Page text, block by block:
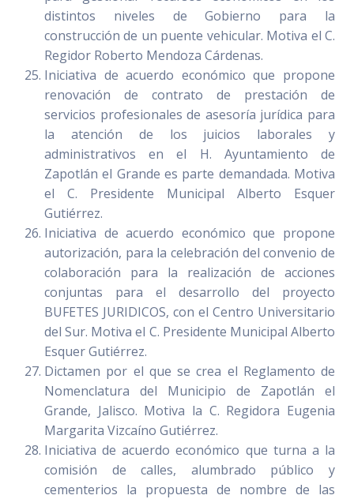
distintos niveles de Gobierno para la
construcción de un puente vehicular. Motiva el C.
Regidor Roberto Mendoza Cárdenas.
Iniciativa de acuerdo económico que propone
renovación de contrato de prestación de
servicios profesionales de asesoría jurídica para
la atención de los juicios laborales y
administrativos en el H. Ayuntamiento de
Zapotlán el Grande es parte demandada. Motiva
el C. Presidente Municipal Alberto Esquer
Gutiérrez.
Iniciativa de acuerdo económico que propone
autorización, para la celebración del convenio de
colaboración para la realización de acciones
conjuntas para el desarrollo del proyecto
BUFETES JURIDICOS, con el Centro Universitario
del Sur. Motiva el C. Presidente Municipal Alberto
Esquer Gutiérrez.
Dictamen por el que se crea el Reglamento de
Nomenclatura del Municipio de Zapotlán el
Grande, Jalisco. Motiva la C. Regidora Eugenia
Margarita Vizcaíno Gutiérrez.
Iniciativa de acuerdo económico que turna a la
comisión de calles, alumbrado público y
cementerios la propuesta de nombre de las